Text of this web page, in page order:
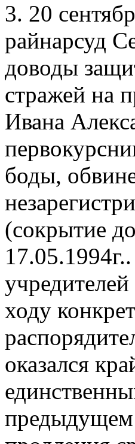
3. 20
райнарсуд
доводы
стражей на
Ивана
боды,
(сокрытие
ходу
оказался
предыдущем